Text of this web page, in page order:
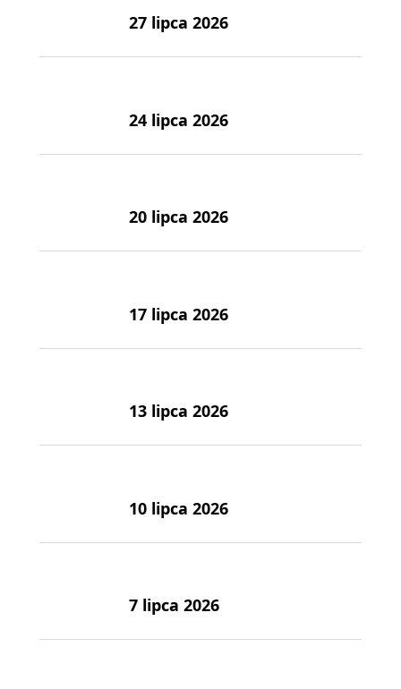
27 lipca 2026
24 lipca 2026
20 lipca 2026
17 lipca 2026
13 lipca 2026
10 lipca 2026
7 lipca 2026